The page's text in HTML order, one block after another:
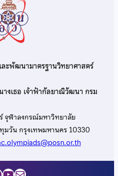
ะพัฒนามาตรฐานวิทยาศาสตร์
งเธอ เจ้าฟ้ากัลยาณิวัฒนา กรม
จุฬาลงกรณ์มหาวิทยาลัย
วัน กรุงเทพมหานคร 10330